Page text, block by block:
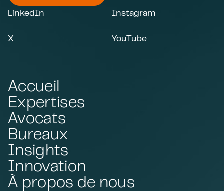
LinkedIn Instagram
X YouTube
Accueil
Expertises
Avocats
Bureaux
Insights
Innovation
À propos de nous